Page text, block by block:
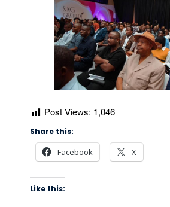
Post Views: 1,046
Share this:
Facebook X
Like this: